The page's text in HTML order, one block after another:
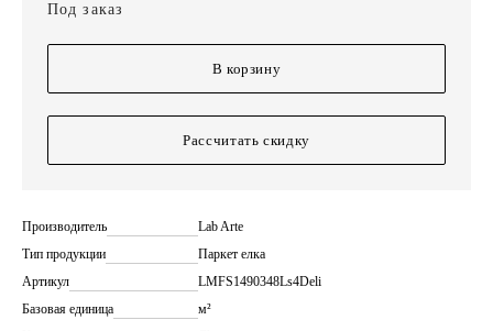
Под заказ
В корзину
Рассчитать скидку
Производитель
Lab Arte
Тип продукции
Паркет елка
Артикул
LMFS1490348Ls4Deli
Базовая единица
м²